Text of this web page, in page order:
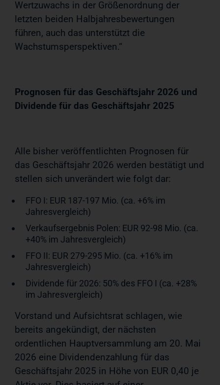
Wertzuwachs in der Größenordnung der
letzten beiden Halbjahresbewertungen
führen, auch das unterstützt die
Wachstumsperspektiven.“
Prognosen für das Geschäftsjahr 2026 und
Dividende für das Geschäftsjahr 2025
Alle bisher veröffentlichten Prognosen für
das Geschäftsjahr 2026 werden bestätigt und
stellen sich unverändert wie folgt dar:
FFO I: EUR 187-197 Mio. (ca. +6% im
Jahresvergleich)
Verkaufsergebnis Polen: EUR 92-98 Mio. (ca.
+40% im Jahresvergleich)
FFO II: EUR 279-295 Mio. (ca. +16% im
Jahresvergleich)
Dividende für 2026: 50% des FFO I (ca. +28%
im Jahresvergleich)
Vorstand und Aufsichtsrat schlagen, wie
bereits angekündigt, der nächsten
ordentlichen Hauptversammlung am 20. Mai
2026 eine Dividendenzahlung für das
Geschäftsjahr 2025 in Höhe von EUR 0,40 je